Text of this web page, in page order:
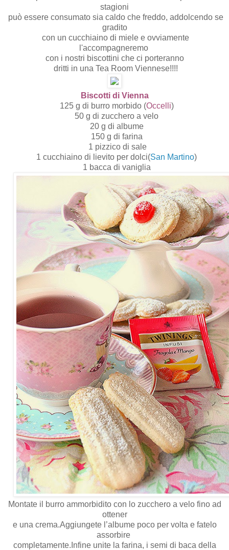
stagioni
può essere consumato sia caldo che freddo, addolcendo se
gradito
con un cucchiaino di miele e ovviamente
l'accompagneremo
con i nostri biscottini che ci porteranno
dritti in una Tea Room Viennese!!!!
Biscotti di Vienna
125 g di burro morbido (Occelli)
50 g di zucchero a velo
20 g di albume
150 g di farina
1 pizzico di sale
1 cucchiaino di lievito per dolci(San Martino)
1 bacca di vaniglia
Montate il burro ammorbidito con lo zucchero a velo fino ad
ottener
e una crema.Aggiungete l’albume poco per volta e fatelo
assorbire
completamente.Infine unite la farina, i semi di baca della